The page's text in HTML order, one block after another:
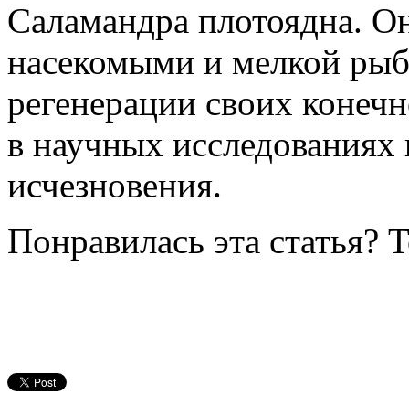
Саламандра плотоядна.
насекомыми и мелкой
регенерации своих
в научных исследованиях
исчезновения.
Понравилась эта статья?